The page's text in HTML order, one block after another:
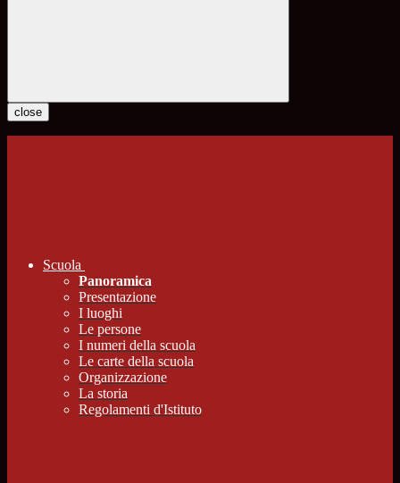
close
Scuola
Panoramica
Presentazione
I luoghi
Le persone
I numeri della scuola
Le carte della scuola
Organizzazione
La storia
Regolamenti d'Istituto